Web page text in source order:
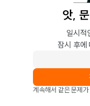
앗,
일시적
잠시 후에
계속해서 같은 문제